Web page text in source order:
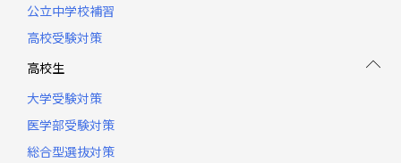
公立中学校補習
高校受験対策
高校生
大学受験対策
医学部受験対策
総合型選抜対策